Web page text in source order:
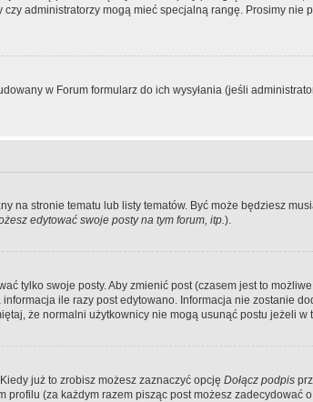
administratorzy mogą mieć specjalną rangę. Prosimy
w Forum formularz do ich wysyłania (jeśli
na stronie tematu lub listy tematów. Być może będziesz
edytować swoje posty na tym forum, itp.).
tylko swoje posty. Aby zmienić post (czasem jest to
ile razy post edytowano. Informacja nie zostanie
że normalni użytkownicy nie mogą usunąć postu jeżeli w
już to zrobisz możesz zaznaczyć opcję Dołącz podpis
(za każdym razem pisząc post możesz